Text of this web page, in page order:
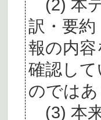
(2) 本
訳・要
報の内
確認し
のではあ
(3) 本